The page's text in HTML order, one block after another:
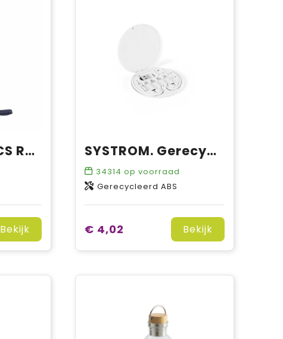
OvenBuddy RCS Recycled Cotton
Bekijk
SYSTROM. Gerecycled ABS (100% rABS) supersnelle oplaadkabel en adapter set
34314 op voorraad
Gerecycleerd ABS
€ 4,02 Bekijk